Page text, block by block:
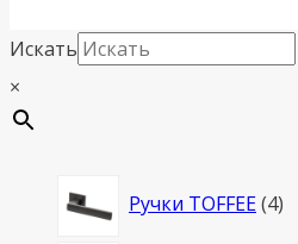
Искать
×
Ручки TOFFEE 44